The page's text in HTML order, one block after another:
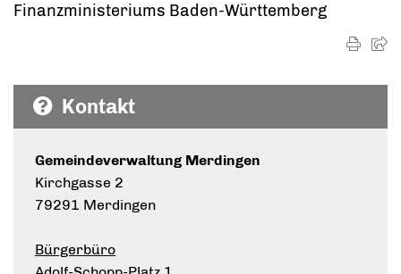
Finanzministeriums Baden-Württemberg
Kontakt
Gemeindeverwaltung Merdingen
Kirchgasse 2
79291 Merdingen
Bürgerbüro